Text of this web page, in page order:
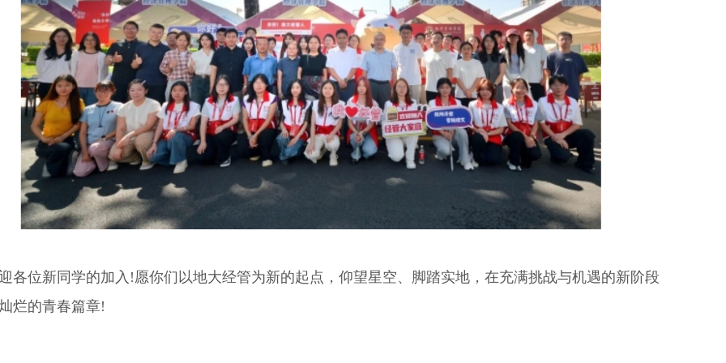
各位新同学的加入!愿你们以地大经管为新的起点，仰望星空、脚踏实地，在充满挑战与机遇的新阶段
烂的青春篇章!